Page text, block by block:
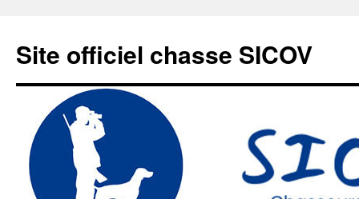
contenu
Site officiel chasse SICOV